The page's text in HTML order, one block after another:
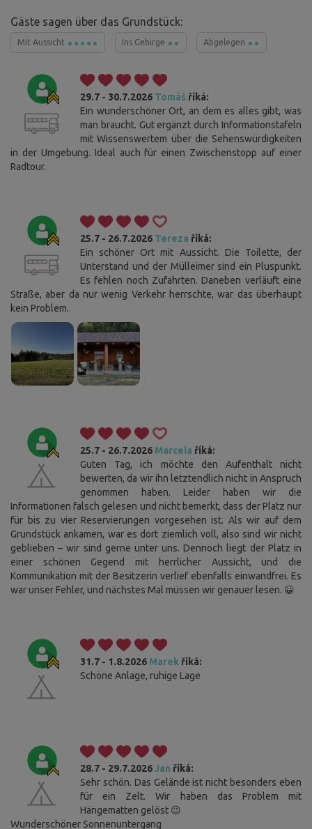
Gäste sagen über das Grundstück:
Mit Aussicht Ins Gebirge Abgelegen
29.7 - 30.7.2026 Tomáš říká:
Ein wunderschöner Ort, an dem es alles gibt, was
man braucht. Gut ergänzt durch Informationstafeln
mit Wissenswertem über die Sehenswürdigkeiten
in der Umgebung. Ideal auch für einen Zwischenstopp auf einer
Radtour.
25.7 - 26.7.2026 Tereza říká:
Ein schöner Ort mit Aussicht. Die Toilette, der
Unterstand und der Mülleimer sind ein Pluspunkt.
Es fehlen noch Zufahrten. Daneben verläuft eine
Straße, aber da nur wenig Verkehr herrschte, war das überhaupt
kein Problem.
25.7 - 26.7.2026 Marcela říká:
Guten Tag, ich möchte den Aufenthalt nicht
bewerten, da wir ihn letztendlich nicht in Anspruch
genommen haben. Leider haben wir die
Informationen falsch gelesen und nicht bemerkt, dass der Platz nur
für bis zu vier Reservierungen vorgesehen ist. Als wir auf dem
Grundstück ankamen, war es dort ziemlich voll, also sind wir nicht
geblieben – wir sind gerne unter uns. Dennoch liegt der Platz in
einer schönen Gegend mit herrlicher Aussicht, und die
Kommunikation mit der Besitzerin verlief ebenfalls einwandfrei. Es
war unser Fehler, und nächstes Mal müssen wir genauer lesen. 😀
31.7 - 1.8.2026 Marek říká:
Schöne Anlage, ruhige Lage
28.7 - 29.7.2026Jan říká:
Sehr schön. Das Gelände ist nicht besonders eben
für ein Zelt. Wir haben das Problem mit
Hängematten gelöst 😉
Wunderschöner Sonnenuntergang